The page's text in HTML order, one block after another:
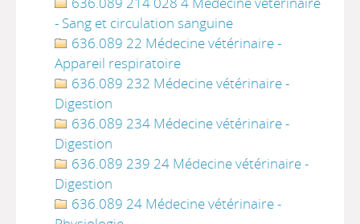
- Sang et circulation sanguine
636.089 22 Médecine vétérinaire -
Appareil respiratoire
636.089 232 Médecine vétérinaire -
Digestion
636.089 234 Médecine vétérinaire -
Digestion
636.089 239 24 Médecine vétérinaire -
Digestion
636.089 24 Médecine vétérinaire -